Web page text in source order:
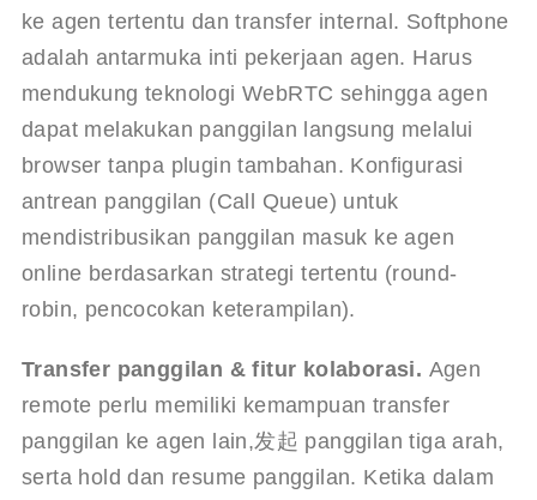
ke agen tertentu dan transfer internal. Softphone
adalah antarmuka inti pekerjaan agen. Harus
mendukung teknologi WebRTC sehingga agen
dapat melakukan panggilan langsung melalui
browser tanpa plugin tambahan. Konfigurasi
antrean panggilan (Call Queue) untuk
mendistribusikan panggilan masuk ke agen
online berdasarkan strategi tertentu (round-
robin, pencocokan keterampilan).
Transfer panggilan & fitur kolaborasi. Agen
remote perlu memiliki kemampuan transfer
panggilan ke agen lain,发起 panggilan tiga arah,
serta hold dan resume panggilan. Ketika dalam